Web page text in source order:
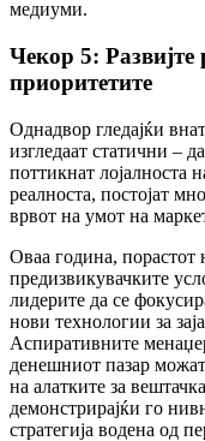
медиуми.
Чекор 5:
приоритетите
Однадвор гледајќи
изгледаат статични –
поттикнат лојалноста
реалноста, постојат
врвот на умот на
Оваа година, порастот
предизвикувачките
лидерите да се
нови технологии за
Аспиративните
денешниот пазар
на алатките за
демонстрирајќи го
стратегија водена од